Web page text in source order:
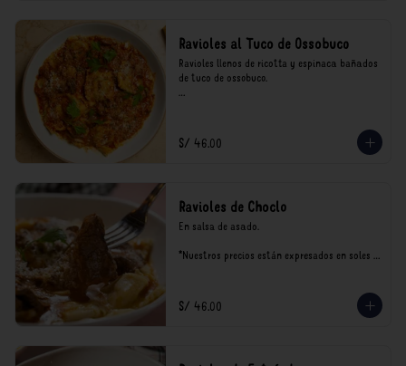
Ravioles al Tuco de Ossobuco
Ravioles llenos de ricotta y espinaca bañados
de tuco de ossobuco.
consumo.
S/ 46.00
Ravioles de Choclo
En salsa de asado.
*Nuestros precios están expresados en soles e
S/ 46.00